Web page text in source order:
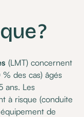
?
(LMT) concernent
des cas) âgés
ans. Les
à risque (conduite
de